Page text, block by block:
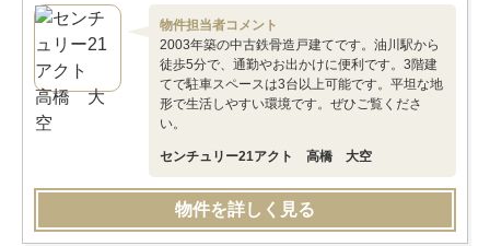
物件担当者コメント
2003年築の中古鉄骨造戸建てです。油川駅から
徒歩5分で、通勤やお出かけに便利です。3階建
てで駐車スペースは3台以上可能です。平坦な地
形で生活しやすい環境です。ぜひご覧くださ
い。
センチュリー21アクト 高橋 大空
物件を詳しく見る